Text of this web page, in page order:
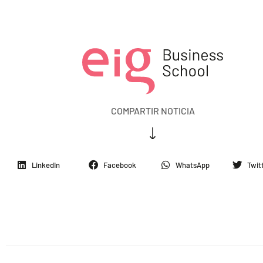
COMPARTIR NOTICIA
LinkedIn Facebook WhatsApp